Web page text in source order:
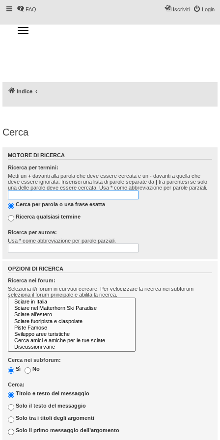
FAQ Login
Iscriviti
T
o
g
a
t
Indice
Cerca
MOTORE DI RICERCA
Ricerca per termini:
Metti un + davanti alla parola che deve essere cercata e un - davanti a quella che
deve essere ignorata. Inserisci una lista di parole separate da | tra parentesi se solo
una delle parole deve essere cercata. Usa * come abbreviazione per parole parziali.
Cerca per parola o usa frase esatta
Ricerca qualsiasi termine
Ricerca per autore:
Usa * come abbreviazione per parole parziali.
OPZIONI DI RICERCA
Ricerca nei forum:
Seleziona il/i forum in cui vuoi cercare. Per velocizzare la ricerca nei subforum
seleziona il forum principale e abilita la ricerca.
Cerca nei subforum:
Sì
No
Cerca:
Titolo e testo del messaggio
Solo il testo del messaggio
Solo tra i titoli degli argomenti
Solo il primo messaggio dell’argomento